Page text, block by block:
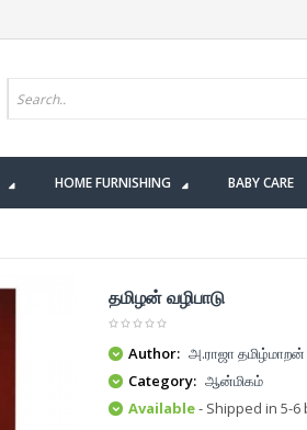
HOME FURNISHING BABY CARE
தமிழன் வழிபாடு
Author: அ.ராஜா தமிழ்மாறன்
Category: ஆன்மிகம்
Available- Shipped in 5-6